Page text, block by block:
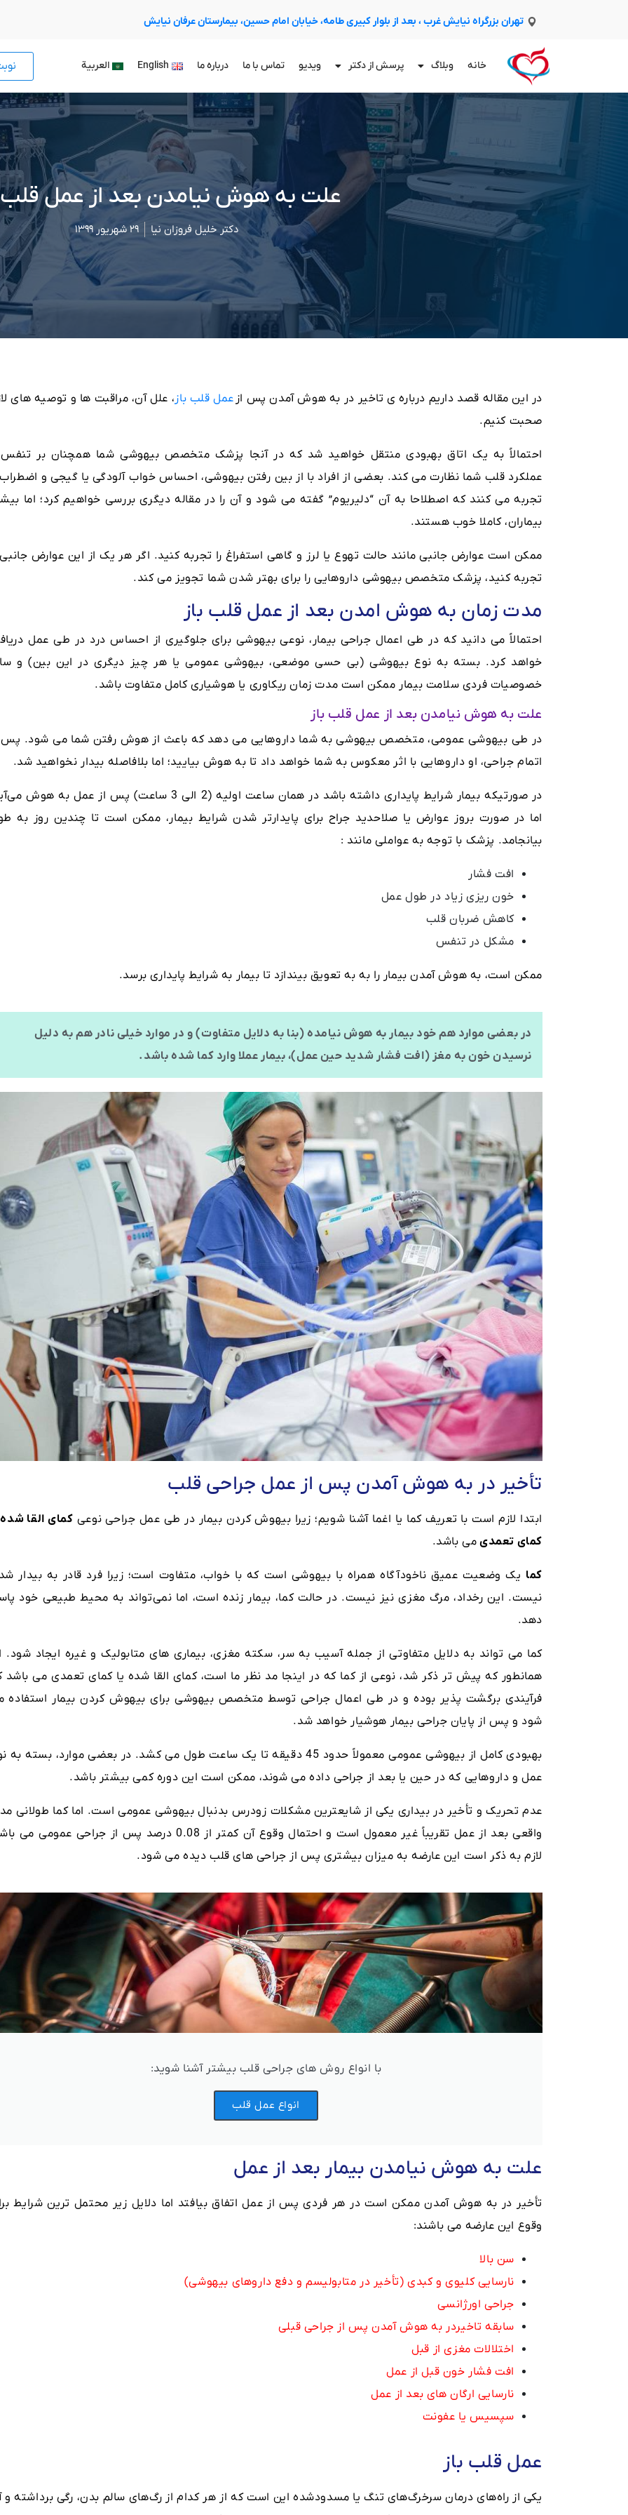
تهران بزرگراه نیایش غرب ، بعد از بلوار کبیری طامه، خیابان امام حسین، بیمارستان عرفان نیایش
خانه وبلاگ پرسش از دکتر ویدیو تماس با ما درباره ما English العربية
علت به هوش نیامدن بعد از عمل قلب
دکتر خلیل فروزان نیا ۲۹ شهریور ۱۳۹۹
در این مقاله قصد داریم درباره ی تاخیر در به هوش آمدن پس از عمل قلب باز ، علل آن، مراقبت ها و توصیه های
صحبت کنیم.
احتمالاً به یک اتاق بهبودی منتقل خواهید شد که در آنجا پزشک متخصص بیهوشی شما همچنان بر
عملکرد قلب شما نظارت می کند. بعضی از افراد با از بین رفتن بیهوشی، احساس خواب آلودگی یا گیجی و اضطراب
تجربه می کنند که اصطلاحا به آن “دلیریوم” گفته می شود و آن را در مقاله دیگری بررسی خواهیم کرد؛ اما
بیماران، کاملا خوب هستند.
ممکن است عوارض جانبی مانند حالت تهوع یا لرز و گاهی استفراغ را تجربه کنید. اگر هر یک از این عوارض جانبی
تجربه کنید، پزشک متخصص بیهوشی داروهایی را برای بهتر شدن شما تجویز می کند.
مدت زمان به هوش امدن بعد از عمل قلب باز
احتمالاً می دانید که در طی اعمال جراحی بیمار، نوعی بیهوشی برای جلوگیری از احساس درد در طی عمل
خواهد کرد. بسته به نوع بیهوشی (بی حسی موضعی، بیهوشی عمومی یا هر چیز دیگری در این بین) و
خصوصیات فردی سلامت بیمار ممکن است مدت زمان ریکاوری یا هوشیاری کامل متفاوت باشد.
علت به هوش نیامدن بعد از عمل قلب باز
در طی بیهوشی عمومی، متخصص بیهوشی به شما داروهایی می دهد که باعث از هوش رفتن شما می شود. پس
اتمام جراحی، او داروهایی با اثر معکوس به شما خواهد داد تا به هوش بیایید؛ اما بلافاصله بیدار نخواهید شد.
در صورتیکه بیمار شرایط پایداری داشته باشد در همان ساعت اولیه (2 الی 3 ساعت) پس از عمل به هوش
اما در صورت بروز عوارض یا صلاحدید جراح برای پایدارتر شدن شرایط بیمار، ممکن است تا چندین روز به
بیانجامد. پزشک با توجه به عواملی مانند :
افت فشار
خون ریزی زیاد در طول عمل
کاهش ضربان قلب
مشکل در تنفس
ممکن است، به هوش آمدن بیمار را به به تعویق بیندازد تا بیمار به شرایط پایداری برسد.
در بعضی موارد هم خود بیمار به هوش نیامده (بنا به دلایل متفاوت) و در موارد خیلی نادر هم به دلیل
نرسیدن خون به مغز (افت فشار شدید حین عمل)، بیمار عملا وارد کما شده باشد.
تأخیر در به هوش آمدن پس از عمل جراحی قلب
ابتدا لازم است با تعریف کما یا اغما آشنا شویم؛ زیرا بیهوش کردن بیمار در طی عمل جراحی نوعی کمای القا
کمای تعمدی می باشد.
کما یک وضعیت عمیق ناخودآگاه همراه با بیهوشی است که با خواب، متفاوت است؛ زیرا فرد قادر به بیدار
نیست. این رخداد، مرگ مغزی نیز نیست. در حالت کما، بیمار زنده است، اما نمی‌تواند به محیط طبیعی خود
دهد.
کما می تواند به دلایل متفاوتی از جمله آسیب به سر، سکته مغزی، بیماری های متابولیک و غیره ایجاد شود.
همانطور که پیش تر ذکر شد، نوعی از کما که در اینجا مد نظر ما است، کمای القا شده یا کمای تعمدی می باشد
فرآیندی برگشت پذیر بوده و در طی اعمال جراحی توسط متخصص بیهوشی برای بیهوش کردن بیمار استفاده
شود و پس از پایان جراحی بیمار هوشیار خواهد شد.
بهبودی کامل از بیهوشی عمومی معمولاً حدود 45 دقیقه تا یک ساعت طول می کشد. در بعضی موارد، بسته
عمل و داروهایی که در حین یا بعد از جراحی داده می شوند، ممکن است این دوره کمی بیشتر باشد.
عدم تحریک و تأخیر در بیداری یکی از شایعترین مشکلات زودرس بدنبال بیهوشی عمومی است. اما کما طولانی
واقعی بعد از عمل تقریباً غیر معمول است و احتمال وقوع آن کمتر از 0.08 درصد پس از جراحی عمومی
لازم به ذکر است این عارضه به میزان بیشتری پس از جراحی های قلب دیده می شود.
با انواع روش های جراحی قلب بیشتر آشنا شوید:
انواع عمل قلب
علت به هوش نیامدن بیمار بعد از عمل
تأخیر در به هوش آمدن ممکن است در هر فردی پس از عمل اتفاق بیافتد اما دلایل زیر محتمل ترین شرایط
وقوع این عارضه می باشند:
سن بالا
نارسایی کلیوی و کبدی (تأخیر در متابولیسم و دفع داروهای بیهوشی)
جراحی اورژانسی
سابقه تاخیردر به هوش آمدن پس از جراحی قبلی
اختلالات مغزی از قبل
افت فشار خون قبل از عمل
نارسایی ارگان های بعد از عمل
سپسیس یا عفونت
عمل قلب باز
یکی از راه‌های درمان سرخرگ‌های تنگ یا مسدود‌شده این است که از هر کدام از رگ‌های سالم بدن، رگی برداشته و